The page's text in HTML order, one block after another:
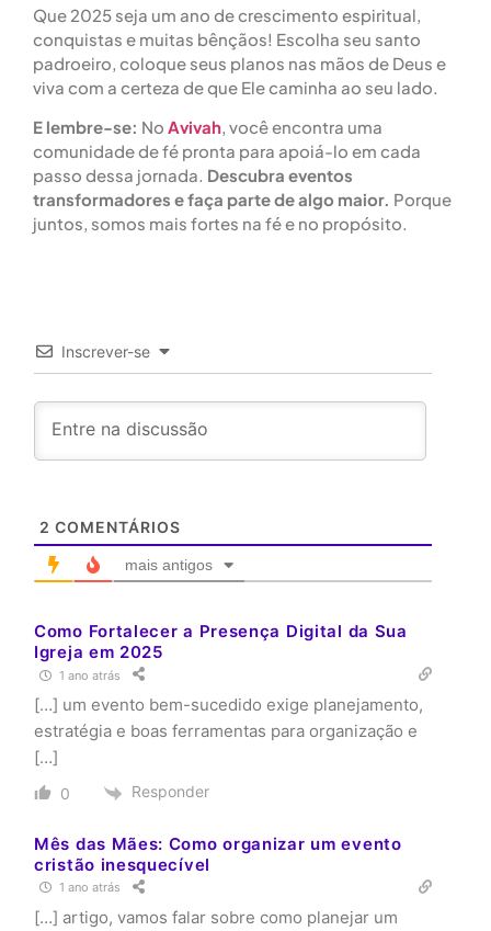
Que 2025 seja um ano de crescimento espiritual,
conquistas e muitas bênçãos! Escolha seu santo
padroeiro, coloque seus planos nas mãos de Deus e
viva com a certeza de que Ele caminha ao seu lado.
E lembre-se: No Avivah, você encontra uma
comunidade de fé pronta para apoiá-lo em cada
passo dessa jornada. Descubra eventos
transformadores e faça parte de algo maior. Porque
juntos, somos mais fortes na fé e no propósito.
Inscrever-se
2 COMENTÁRIOS
mais antigos
Como Fortalecer a Presença Digital da Sua
Igreja em 2025
1 ano atrás
[…] um evento bem-sucedido exige planejamento,
estratégia e boas ferramentas para organização e
[…]
0 Responder
Mês das Mães: Como organizar um evento
cristão inesquecível
1 ano atrás
[…] artigo, vamos falar sobre como planejar um